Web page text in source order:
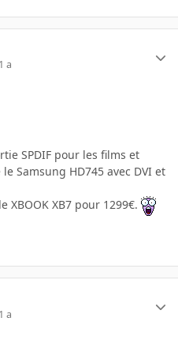
a
SPDIF pour les films et
Samsung HD745 avec DVI et
XBOOK XB7 pour 1299€.
a